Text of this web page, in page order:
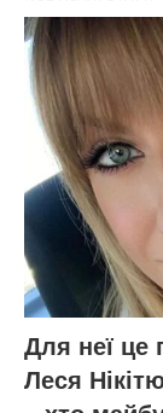
Для неї це
Леся